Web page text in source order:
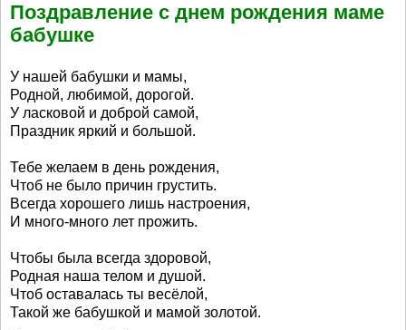
Поздравление с днем рождения маме
бабушке
У нашей бабушки и мамы,
Родной, любимой, дорогой.
У ласковой и доброй самой,
Праздник яркий и большой.
Тебе желаем в день рождения,
Чтоб не было причин грустить.
Всегда хорошего лишь настроения,
И много-много лет прожить.
Чтобы была всегда здоровой,
Родная наша телом и душой.
Чтоб оставалась ты весёлой,
Такой же бабушкой и мамой золотой.